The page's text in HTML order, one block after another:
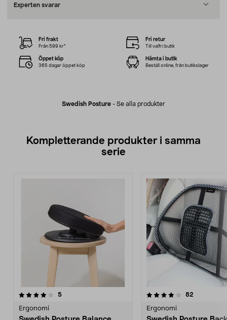
Experten svarar
Swedish Posture - Se alla produkter
Fri frakt
Från 599 kr*
Fri retur
Till valfri butik
Öppet köp
365 dagar öppet köp
Hämta i butik
Beställ online, från butikslager
Kompletterande produkter i samma
serie
5recensioner
Ergonomi
4.0av 5 stjärnor 82
Ergonomi
4.5av 5 stjärnor